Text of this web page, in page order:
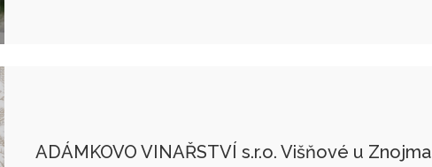
ADÁMKOVO VINAŘSTVÍ s.r.o. Višňové u Znojma